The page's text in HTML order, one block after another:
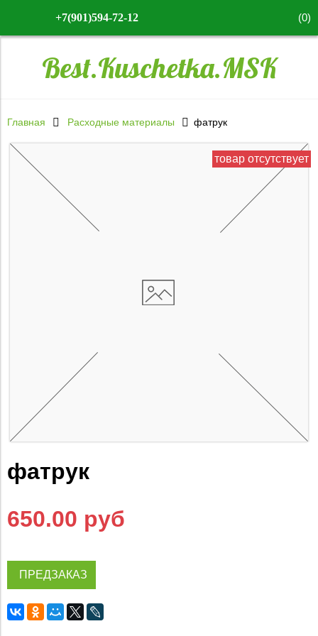
+7(901)594-72-12 (0)
Best.Kuschetka.MSK
Главная Расходные материалы фатрук
товар отсутствует
фатрук
650.00 руб
ПРЕДЗАКАЗ